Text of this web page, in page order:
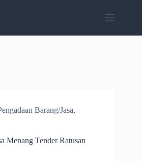
Barang/Jasa,
Menang Tender Ratusan